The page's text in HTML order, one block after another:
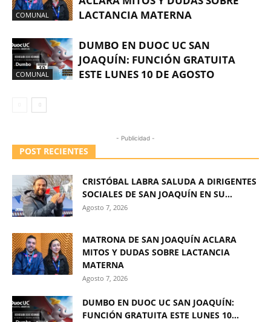
COMUNAL
LACTANCIA MATERNA
COMUNAL
DUMBO EN DUOC UC SAN
JOAQUÍN: FUNCIÓN GRATUITA
ESTE LUNES 10 DE AGOSTO
- Publicidad -
POST RECIENTES
CRISTÓBAL LABRA SALUDA A DIRIGENTES
SOCIALES DE SAN JOAQUÍN EN SU...
Agosto 7, 2026
MATRONA DE SAN JOAQUÍN ACLARA
MITOS Y DUDAS SOBRE LACTANCIA
MATERNA
Agosto 7, 2026
DUMBO EN DUOC UC SAN JOAQUÍN:
FUNCIÓN GRATUITA ESTE LUNES 10...